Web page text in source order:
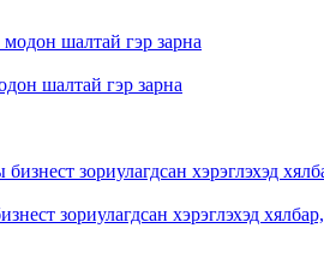
шалтай гэр зарна
зориулагдсан хэрэглэхэд хялбар,